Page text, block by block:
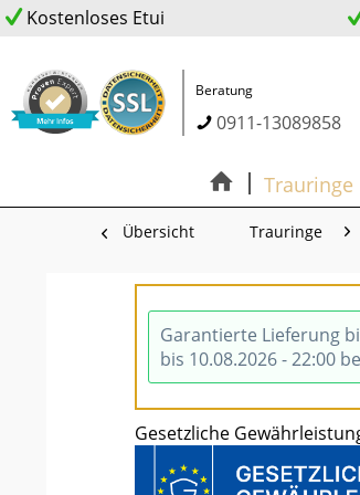
Kostenloses Etui
Beratung
0911-13089858
Trauringe
Übersicht Trauringe
Garantierte Lieferung
bis 10.08.2026 - 22:00
Gesetzliche